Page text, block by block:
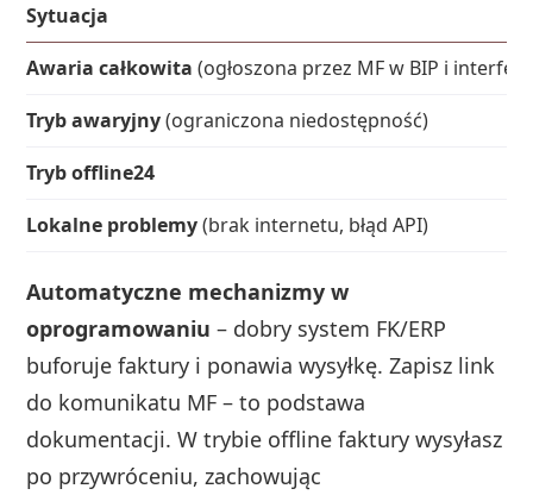
Sytuacja
Awaria całkowita (ogłoszona przez MF w BIP i
Tryb awaryjny(ograniczona niedostępność)
Tryb offline24
Lokalne problemy(brak internetu, błąd API)
Automatyczne mechanizmy w
oprogramowaniu – dobry system FK/ERP
buforuje faktury i ponawia wysyłkę. Zapisz link
do komunikatu MF – to podstawa
dokumentacji. W trybie offline faktury wysyłasz
po przywróceniu, zachowując